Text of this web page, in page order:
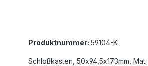
Produktnummer: 59104-K
Schloßkasten, 50x94,5x173mm,